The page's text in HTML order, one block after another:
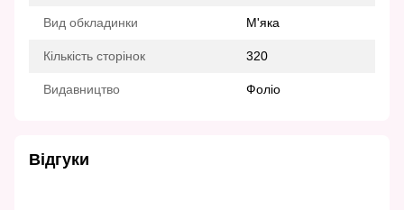
Вид обкладинки М'яка
Кількість сторінок 320
Видавництво Фоліо
Відгуки